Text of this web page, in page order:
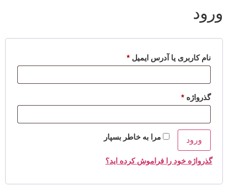
ورود
نام کاربری یا آدرس ایمیل *
گذرواژه *
مرا به خاطر بسپار ورود
گذرواژه خود را فراموش کرده اید؟